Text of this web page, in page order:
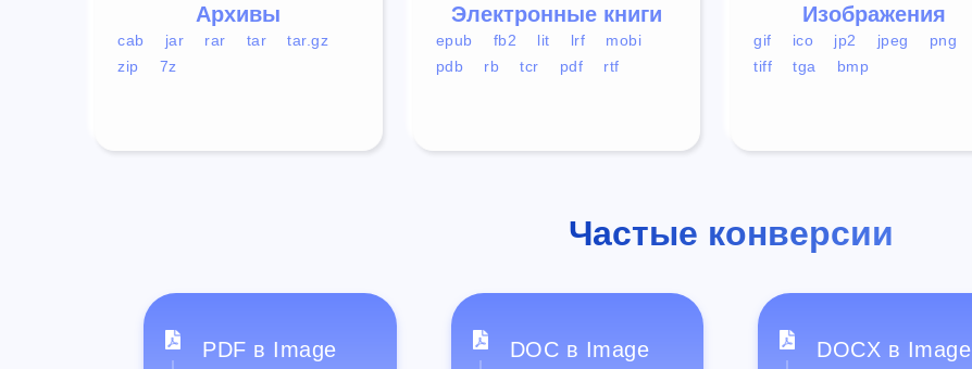
Изображения
gif ico jp2 jpeg
png
tiff
tga bmp
Электронные книги
epub fb2 lit lrf
mobi
pdb
rb tcr pdf rtf
Архивы
cab jar rar tar
tar.gz
zip
7z
Частые конверсии
PDF в Image DOC в Image DOCX в Image